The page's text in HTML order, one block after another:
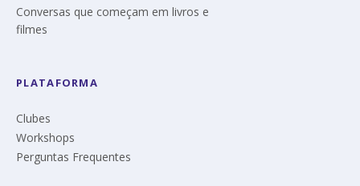
Conversas que começam em livros e
filmes
PLATAFORMA
Clubes
Workshops
Perguntas Frequentes